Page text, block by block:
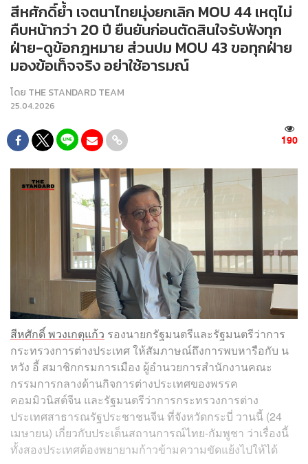
สีหศักดิ์ย้ำ เจตนาไทยมุ่งยกเลิก MOU 44 เหตุไม่
คืบหน้ากว่า 20 ปี ยืนยันก่อนตัดสินใจรับฟังทุก
ฝ่าย-ดูข้อกฎหมาย ส่วนปม MOU 43 ขอทุกฝ่าย
มองข้อเท็จจริง อย่าใช้อารมณ์
โดย THE STANDARD TEAM
25.04.2026
190
สีหศักดิ์ พวงเกตุแก้ว รองนายกรัฐมนตรีและรัฐมนตรีว่าการ
กระทรวงการต่างประเทศ ให้สัมภาษณ์ถึงการพบหารือกับ น
หวัง อี้ สมาชิกกรมการเมือง ผู้อำนวยการสำนักงานคณะ
กรรมการกลางด้านกิจการต่างประเทศของพรรค
คอมมิวนิสต์จีน และรัฐมนตรีว่าการกระทรวงการต่าง
ประเทศสาธารณรัฐประชาชนจีน ที่จังหวัดกระบี่ วานนี้ (24
เมษายน) เกี่ยวกับประเด็นสถานการณ์ไทย-กัมพูชา ว่าเรื่องนี้
ทั้งสองประเทศต้องพยายามก้าวข้ามความขัดแย้งไปให้ได้